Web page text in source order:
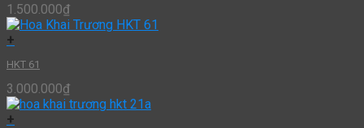
1.500.000₫
+
HKT 61
3.000.000₫
+